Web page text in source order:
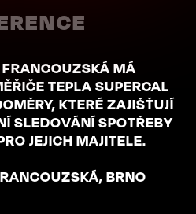
MÁ
TEPLA SUPERCAL
KTERÉ ZAJIŠŤUJÍ
SLEDOVÁNÍ SPOTŘEBY
JEJICH MAJITELE.
BRNO